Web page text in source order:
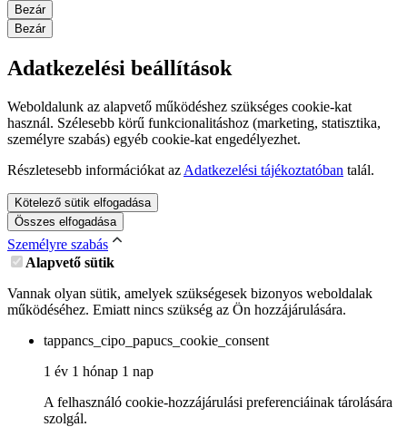
Bezár
Bezár
Adatkezelési beállítások
Weboldalunk az alapvető működéshez szükséges cookie-kat
használ. Szélesebb körű funkcionalitáshoz (marketing, statisztika,
személyre szabás) egyéb cookie-kat engedélyezhet.
Részletesebb információkat az Adatkezelési tájékoztatóban talál.
Kötelező sütik elfogadása
Összes elfogadása
Személyre szabás
Alapvető sütik
Vannak olyan sütik, amelyek szükségesek bizonyos weboldalak
működéséhez. Emiatt nincs szükség az Ön hozzájárulására.
tappancs_cipo_papucs_cookie_consent
1 év 1 hónap 1 nap
A felhasználó cookie-hozzájárulási preferenciáinak tárolására
szolgál.